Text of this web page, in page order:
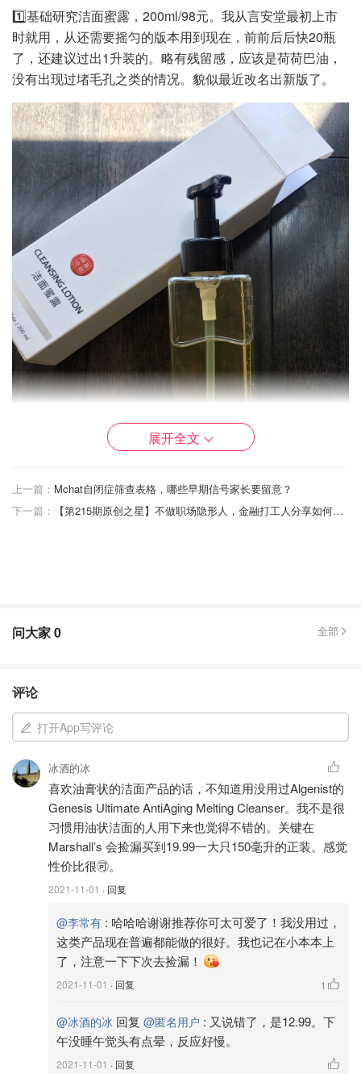
1️⃣基础研究洁面蜜露，200ml/98元。我从言安堂最初上市
时就用，从还需要摇匀的版本用到现在，前前后后快20瓶
了，还建议过出1升装的。略有残留感，应该是荷荷巴油，
没有出现过堵毛孔之类的情况。貌似最近改名出新版了。
矿油自有其妙。乳化、洗净、后续感觉都做得不错，就是太
展开全文
上一篇： Mchat自闭症筛查表格，哪些早期信号家长要留意？
下一篇：
【第215期原创之星】不做职场隐形人，金融打工人分享如何与老板有效沟通 | 4岁和1岁小娃的STEAM项目：恐龙是如何灭绝的 | 手把手教你选墙漆色号 | 面试【你为什么要换工作？ 】可以这样回答
问大家0 全部
评论
打开App写评论
冰酒的冰
喜欢油膏状的洁面产品的话，不知道用没用过Algenist的
Genesis Ultimate AntiAging Melting Cleanser。我不是很
习惯用油状洁面的人用下来也觉得不错的。关键在
Marshall’s 会捡漏买到19.99一大只150毫升的正装。感觉
性价比很🉑️。
2021-11-01 · 回复
@李常有 : 哈哈哈谢谢推荐你可太可爱了！我没用过，
这类产品现在普遍都能做的很好。我也记在小本本上
了，注意一下下次去捡漏！
2021-11-01 · 回复 1
@冰酒的冰 回复 @匿名用户 : 又说错了，是12.99。下
午没睡午觉头有点晕，反应好慢。
2021-11-01 · 回复